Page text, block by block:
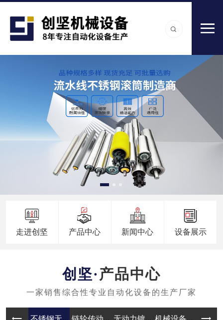
走进创坚 产品中心 新闻中心 设备展示
产品中心